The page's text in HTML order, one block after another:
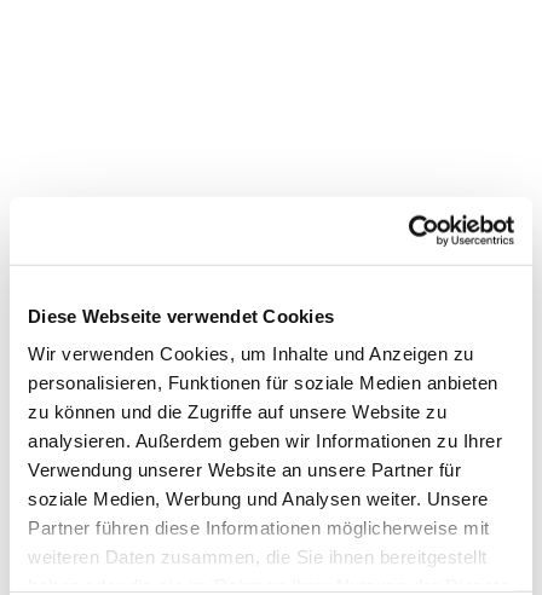
Diese Webseite verwendet Cookies
Wir verwenden Cookies, um Inhalte und Anzeigen zu
personalisieren, Funktionen für soziale Medien anbieten
zu können und die Zugriffe auf unsere Website zu
analysieren. Außerdem geben wir Informationen zu Ihrer
Verwendung unserer Website an unsere Partner für
soziale Medien, Werbung und Analysen weiter. Unsere
Partner führen diese Informationen möglicherweise mit
weiteren Daten zusammen, die Sie ihnen bereitgestellt
Dies könnte Sie auch
interessieren